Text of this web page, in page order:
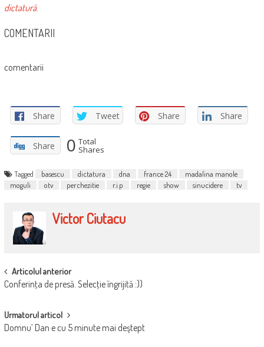
dictatură.
COMENTARII
comentarii
Share Tweet Share Share
Share 0 Total
Shares
Tagged basescu dictatura dna france 24
madalina manole
moguli
otv perchezitie r.i.p regie show sinucidere tv
Victor Ciutacu
POST
NAVIGATION
Articolul anterior
Conferinţa de presă. Selecţie îngrijită :))
Urmatorul articol
Domnu’ Dan e cu 5 minute mai deştept